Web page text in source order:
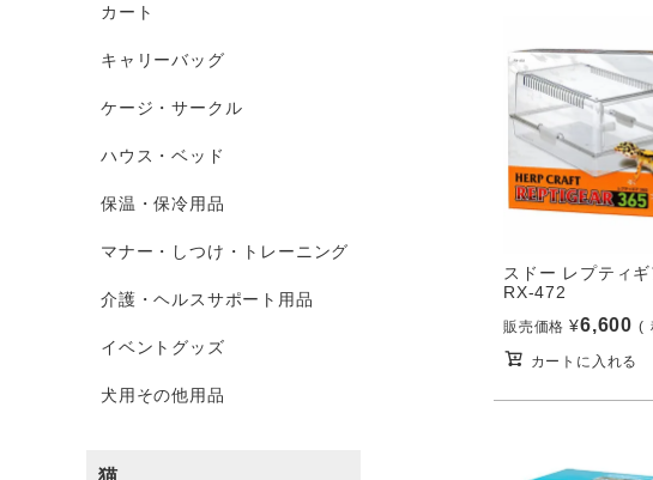
カート
キャリーバッグ
ケージ・サークル
ハウス・ベッド
保温・保冷用品
マナー・しつけ・トレーニング
介護・ヘルスサポート用品
イベントグッズ
犬用その他用品
猫
スドー レプティ
RX-472
販売価格 ¥6,600
カートに入れる